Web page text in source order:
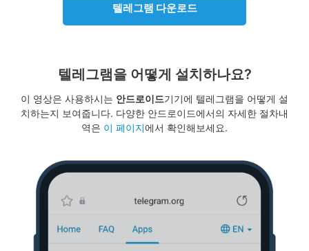
텔레그램 다운로드
텔레그램을 어떻게 설치하나요?
이 영상은 사용하시는 안드로이드기기에 텔레그램을 어떻게 설
치하는지 보여줍니다. 다양한 안드로이드에서의 자세한 절차내
역은 이 페이지에서 확인해보세요.